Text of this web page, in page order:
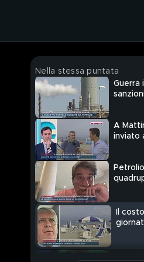
Nella stessa puntata
Guerra
A
inviato
Il